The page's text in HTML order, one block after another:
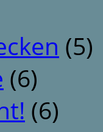
(5)
(6)
(6)